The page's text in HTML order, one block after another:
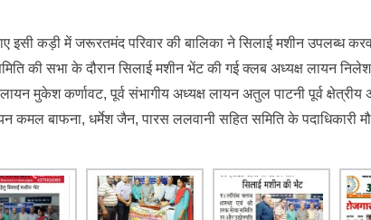
इसी कड़ी में जरूरतमंद परिवार की बालिका ने सिलाई मशीन उपलब्ध
की सभा के दौरान सिलाई मशीन भेंट की गई क्लब अध्यक्ष लायन
मुकेश कर्णावट, पूर्व संभागीय अध्यक्ष लायन अतुल पाटनी पूर्व
बाफना, धर्मेश जैन, पारस ललवानी सहित समिति के पदाधिकारी